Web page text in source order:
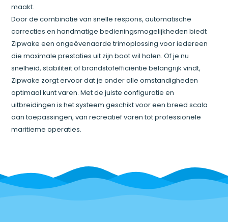
maakt.
Door de combinatie van snelle respons, automatische
correcties en handmatige bedieningsmogelijkheden biedt
Zipwake een ongeëvenaarde trimoplossing voor iedereen
die maximale prestaties uit zijn boot wil halen. Of je nu
snelheid, stabiliteit of brandstofefficiëntie belangrijk vindt,
Zipwake zorgt ervoor dat je onder alle omstandigheden
optimaal kunt varen. Met de juiste configuratie en
uitbreidingen is het systeem geschikt voor een breed scala
aan toepassingen, van recreatief varen tot professionele
maritieme operaties.